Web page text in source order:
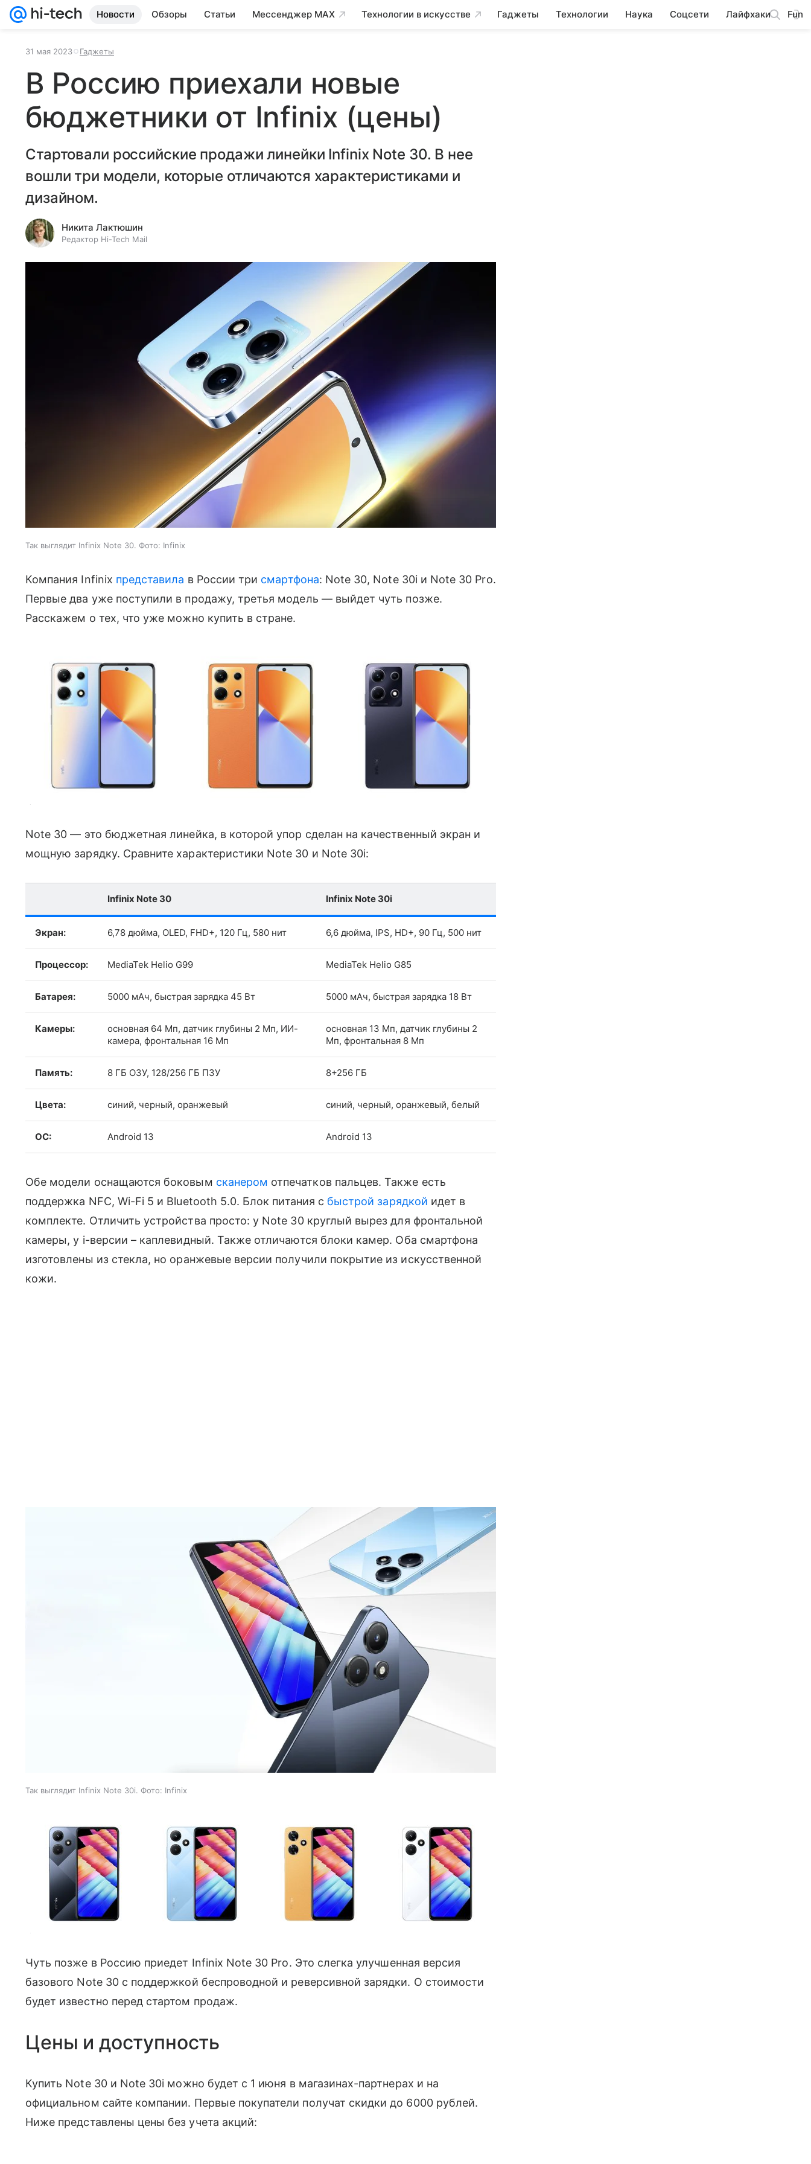
Новости Обзоры Статьи Мессенджер MAX Технологии в искусстве Гаджеты Технологии Наука Соцсети Лайфхаки Fun
31 мая 2023 Гаджеты
В Россию приехали новые
бюджетники от Infinix (цены)
Стартовали российские продажи линейки Infinix Note 30. В нее
вошли три модели, которые отличаются характеристиками и
дизайном.
Никита Лактюшин
Редактор Hi-Tech Mail
Так выглядит Infinix Note 30. Фото: Infinix
Компания Infinix представила в России три смартфона: Note 30, Note 30i и Note 30 Pro.
Первые два уже поступили в продажу, третья модель — выйдет чуть позже.
Расскажем о тех, что уже можно купить в стране.
Note 30 — это бюджетная линейка, в которой упор сделан на качественный экран и
мощную зарядку. Сравните характеристики Note 30 и Note 30i:
Infinix Note 30 Infinix Note 30i
Экран: 6,78 дюйма, OLED, FHD+, 120 Гц, 580 нит 6,6 дюйма, IPS, HD+, 90 Гц, 500 нит
Процессор: MediaTek Helio G99 MediaTek Helio G85
Батарея: 5000 мАч, быстрая зарядка 45 Вт 5000 мАч, быстрая зарядка 18 Вт
Камеры:
основная 64 Мп, датчик глубины 2 Мп, ИИ-
камера, фронтальная 16 Мп
основная 13 Мп, датчик глубины 2
Мп, фронтальная 8 Мп
Память: 8 ГБ ОЗУ, 128/256 ГБ ПЗУ 8+256 ГБ
Цвета: синий, черный, оранжевый синий, черный, оранжевый, белый
ОС: Android 13 Android 13
Обе модели оснащаются боковым сканером отпечатков пальцев. Также есть
поддержка NFC, Wi-Fi 5 и Bluetooth 5.0. Блок питания с быстрой зарядкой идет в
комплекте. Отличить устройства просто: у Note 30 круглый вырез для фронтальной
камеры, у i-версии – каплевидный. Также отличаются блоки камер. Оба смартфона
изготовлены из стекла, но оранжевые версии получили покрытие из искусственной
кожи.
Так выглядит Infinix Note 30i. Фото: Infinix
Чуть позже в Россию приедет Infinix Note 30 Pro. Это слегка улучшенная версия
базового Note 30 с поддержкой беспроводной и реверсивной зарядки. О стоимости
будет известно перед стартом продаж.
Цены и доступность
Купить Note 30 и Note 30i можно будет с 1 июня в магазинах-партнерах и на
официальном сайте компании. Первые покупатели получат скидки до 6000 рублей.
Ниже представлены цены без учета акций: